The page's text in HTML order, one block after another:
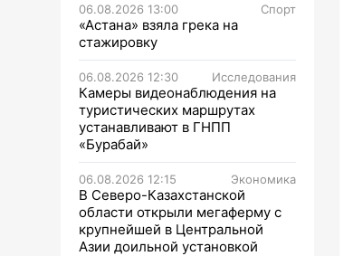
06.08.2026 13:00 Спорт
«Астана» взяла грека на
стажировку
06.08.2026 12:30 Исследования
Камеры видеонаблюдения на
туристических маршрутах
устанавливают в ГНПП
«Бурабай»
06.08.2026 12:15 Экономика
В Северо-Казахстанской
области открыли мегаферму с
крупнейшей в Центральной
Азии доильной установкой